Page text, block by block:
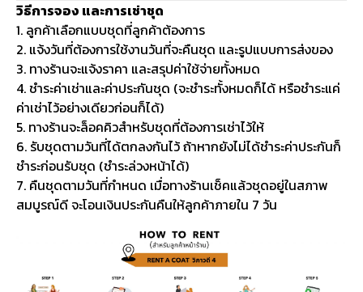
วิธีการจอง และการเช่าชุด
1. ลูกค้าเลือกแบบชุดที่ลูกค้าต้องการ
2. แจ้งวันที่ต้องการใช้งานวันที่จะคืนชุด และรูปแบบการส่งของ
3. ทางร้านจะแจ้งราคา และสรุปค่าใช้จ่ายทั้งหมด
4. ชำระค่าเช่าและค่าประกันชุด (จะชำระทั้งหมดก็ได้ หรือชำระแค่
ค่าเช่าไว้อย่างเดียวก่อนก็ได้)
5. ทางร้านจะล็อคคิวสำหรับชุดที่ต้องการเช่าไว้ให้
6. รับชุดตามวันที่ได้ตกลงกันไว้ ถ้าหากยังไม่ได้ชำระค่าประกันก็
ชำระก่อนรับชุด (ชำระล่วงหน้าได้)
7. คืนชุดตามวันที่กำหนด เมื่อทางร้านเช็คแล้วชุดอยู่ในสภาพ
สมบูรณ์ดี จะโอนเงินประกันคืนให้ลูกค้าภายใน 7 วัน